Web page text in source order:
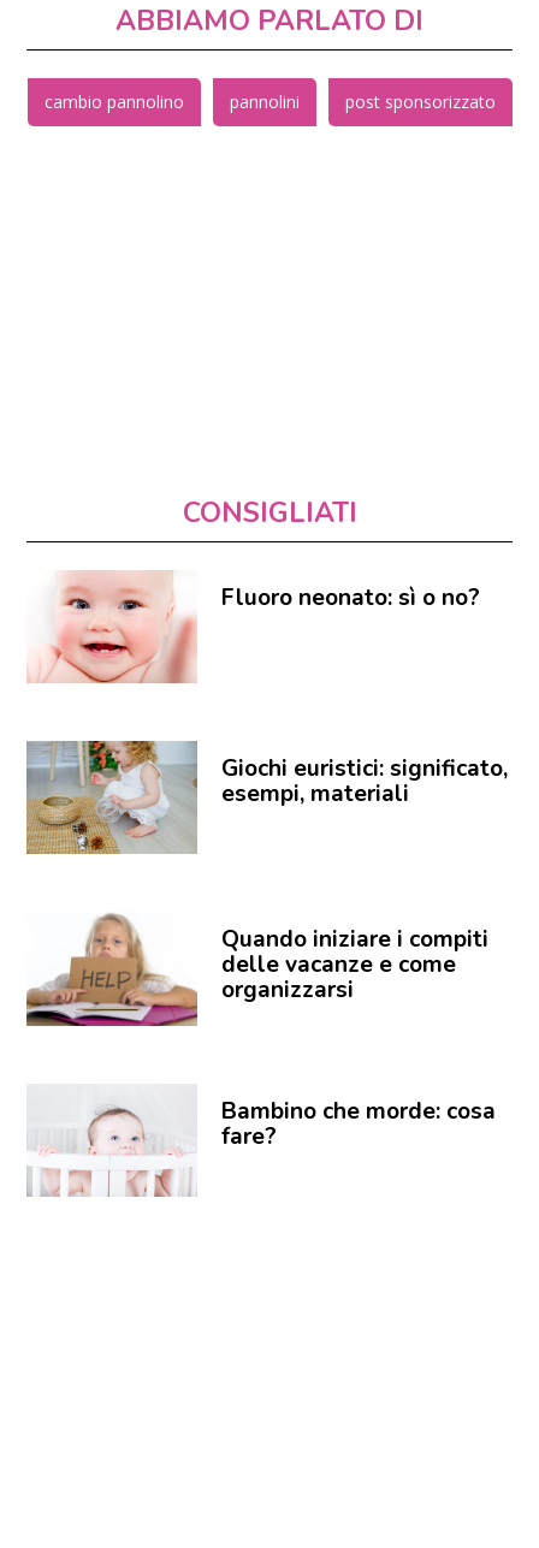
ABBIAMO PARLATO DI
cambio pannolino pannolini post sponsorizzato
CONSIGLIATI
Fluoro neonato: sì o no?
Giochi euristici: significato,
esempi, materiali
Quando iniziare i compiti
delle vacanze e come
organizzarsi
Bambino che morde: cosa
fare?